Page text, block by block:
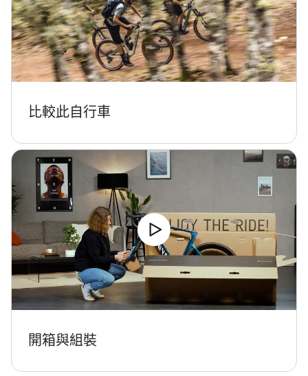
比較此自行車
開箱與組裝
我們的顧客支援專員正等著回答您的問題。
開始聊天
關閉